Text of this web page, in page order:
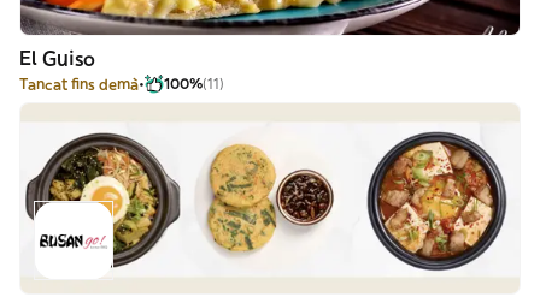
El Guiso
Tancat fins demà 100%(11)